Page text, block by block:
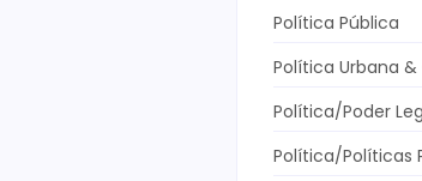
Política Pública
Política Urbana
Política/Poder
Política/Políticas